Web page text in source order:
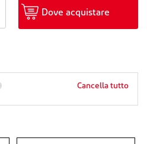
Dove acquistare
Cancella tutto